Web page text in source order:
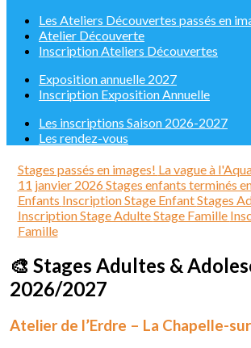
Les Ateliers Découvertes passés en
Atelier Découverte
Inscription Ateliers Découvertes
Exposition annuelle 2027
Inscription Exposition Annuelle
Les inscriptions Saison 2026-2027
Les rendez-vous
Stages passés en images! La vague à
11 janvier 2026Stages enfants terminés
Enfants Inscription Stage EnfantStages
Inscription Stage AdulteStage Famille
Famille
🎨 Stages Adultes &
2026/2027
Atelier de l’Erdre – La Chapelle-